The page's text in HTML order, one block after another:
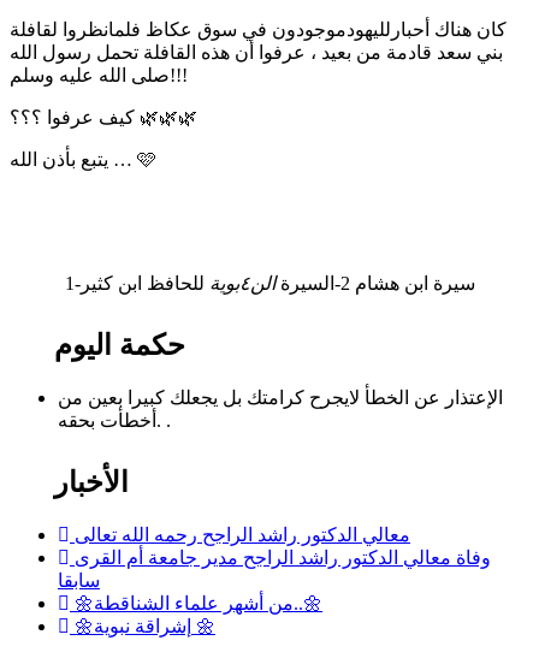
كان هناك أحبارلليهودموجودون في سوق عكاظ فلمانظروا لقافلة
بني سعد قادمة من بعيد ، عرفوا أن هذه القافلة تحمل رسول الله
صلى الله عليه وسلم!!!
كيف عرفوا ؟؟؟ 🌿🌿🌿
يتبع بأذن الله … 🩷
1-سيرة ابن هشام 2-السيرة الن٤بوية للحافظ ابن كثير
حكمة اليوم
الإعتذار عن الخطأ لايجرح كرامتك بل يجعلك كبيرا بعين من
أخطأت بحقه. .
الأخبار
معالي الدكتور راشد الراجح رحمه الله تعالى
سابقا
🌼من أشهر علماء الشناقطة..🌼
🌼إشراقة نبوية 🌼